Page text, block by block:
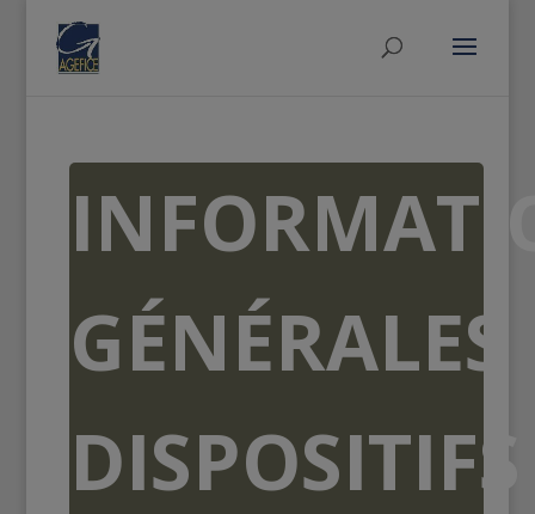
GÉNÉRALES
DISPOSITIFS